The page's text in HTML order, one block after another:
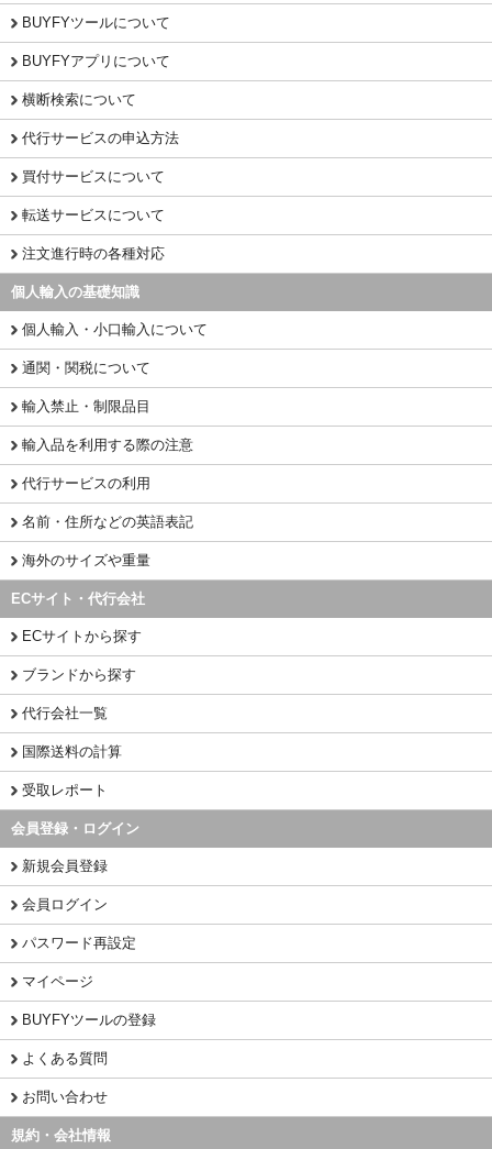
BUYFYツールについて
BUYFYアプリについて
横断検索について
代行サービスの申込方法
買付サービスについて
転送サービスについて
注文進行時の各種対応
個人輸入の基礎知識
個人輸入・小口輸入について
通関・関税について
輸入禁止・制限品目
輸入品を利用する際の注意
代行サービスの利用
名前・住所などの英語表記
海外のサイズや重量
ECサイト・代行会社
ECサイトから探す
ブランドから探す
代行会社一覧
国際送料の計算
受取レポート
会員登録・ログイン
新規会員登録
会員ログイン
パスワード再設定
マイページ
BUYFYツールの登録
よくある質問
お問い合わせ
規約・会社情報